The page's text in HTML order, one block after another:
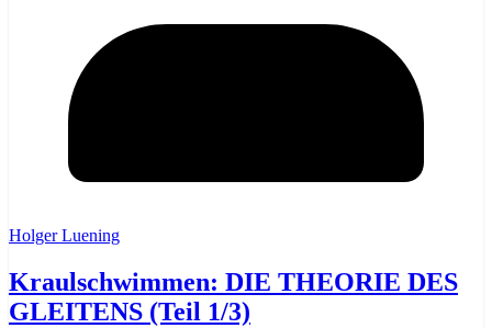
Holger Luening
Kraulschwimmen: DIE THEORIE DES
GLEITENS (Teil 1/3)